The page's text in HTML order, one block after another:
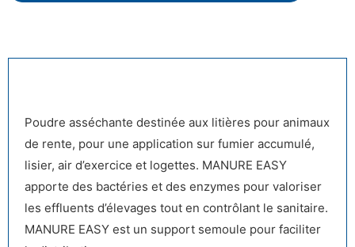
Poudre asséchante destinée aux litières pour animaux
de rente, pour une application sur fumier accumulé,
lisier, air d’exercice et logettes. MANURE EASY
apporte des bactéries et des enzymes pour valoriser
les effluents d’élevages tout en contrôlant le sanitaire.
MANURE EASY est un support semoule pour faciliter